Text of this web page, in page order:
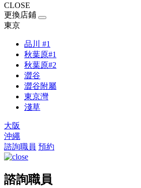
CLOSE
更換店鋪
東京
品川 #1
秋葉原#1
秋葉原#2
澀谷
澀谷附屬
東京灣
淺草
大阪
沖繩
諮詢職員 預約
諮詢職員